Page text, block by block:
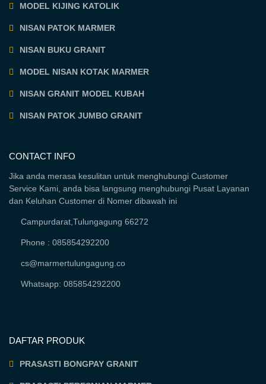
MODEL KIJING KATOLIK
NISAN PATOK MARMER
NISAN BUKU GRANIT
MODEL NISAN KOTAK MARMER
NISAN GRANIT MODEL KUBAH
NISAN PATOK JUMBO GRANIT
CONTACT INFO
Jika anda merasa kesulitan untuk menghubungi Customer
Service Kami, anda bisa langsung menghubungi Pusat Layanan
dan Keluhan Customer di Nomer dibawah ini
Campurdarat,Tulungagung 66272
Phone : 085854292200
cs@marmertulungagung.co
Whatsapp: 085854292200
DAFTAR PRODUK
PRASASTI BONGPAY GRANIT